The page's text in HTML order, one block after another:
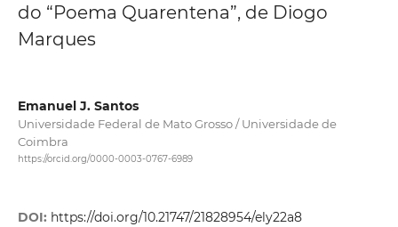
do “Poema Quarentena”, de Diogo
Marques
Emanuel J. Santos
Universidade Federal de Mato Grosso / Universidade de
Coimbra
https://orcid.org/0000-0003-0767-6989
DOI: https://doi.org/10.21747/21828954/ely22a8